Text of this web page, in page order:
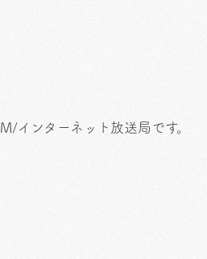
インターネット放送局です。